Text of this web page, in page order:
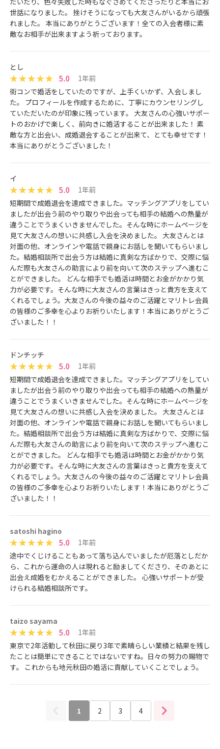
世話になりました。 挫けそうになっても大友さんがいるから頑張
れました。 本当にありがとうございます！全ての入会者様に素
敵なお相手が出来ますよう祈っております。
とし
5.0
1年前
街コンで婚活をしていたのですが、上手くいかず、入会しまし
た。 プロフィールを作成するために、丁寧にカウンセリングし
ていただいたのが印象に残っています。 大友さんの心強いサポー
トのおかげで楽しく、前向きに婚活することが出来ました！ 素
敵な方と出会い、成婚退会することが出来て、とても幸せです！
本当にありがとうございました！
イ
5.0
1年前
短期間で成婚退会を達成できました。マッチングアプリをしてい
ましたが出会う前のやり取りや出会っても相手の結婚への熱量が
違うことでうまくいきませんでした。そんな時にホームページを
見て大友さんの想いに共感し入会を決めました。 大友さんとは
対面の他、オンラインや電話で親身にお話しを聞いてもらいまし
た。結婚相談所で出会う方は結婚に真剣な方ばかりで、交際に悩
んだ際も大友さんの助言により前を向いて次のステップへ進むこ
とができました。 どんな相手でも婚活は時間とお金がかかり気
力が必要です。そんな時に大友さんの言葉はきっと貴方を支えて
くれるでしょう。大友さんの今後の益々のご活躍とマリトレ会員
の皆様のご多幸を心よりお祈りいたします！本当にありがとうご
ざいました！！
ドンチッチ
5.0
1年前
短期間で成婚退会を達成できました。マッチングアプリをしてい
ましたが出会う前のやり取りや出会っても相手の結婚への熱量が
違うことでうまくいきませんでした。そんな時にホームページを
見て大友さんの想いに共感し入会を決めました。 大友さんとは
対面の他、オンラインや電話で親身にお話しを聞いてもらいまし
た。結婚相談所で出会う方は結婚に真剣な方ばかりで、交際に悩
んだ際も大友さんの助言により前を向いて次のステップへ進むこ
とができました。 どんな相手でも婚活は時間とお金がかかり気
力が必要です。そんな時に大友さんの言葉はきっと貴方を支えて
くれるでしょう。大友さんの今後の益々のご活躍とマリトレ会員
の皆様のご多幸を心よりお祈りいたします！本当にありがとうご
ざいました！！
satoshi hagino
5.0
1年前
途中でくじけることもあって落ち込んでいましたが厄落としだか
ら、これから運命の人は現れると励ましてくださり、そのあとに
出会え成婚をむかえることができました。 心強いサポートが受
けられる結婚相談所です。
taizo sayama
5.0
1年前
東京で2年活動して秋田に戻り3年で素晴らしい業績と結果を残し
たことは簡単にできることではないですね。日々の努力の賜物で
す。 これからも地元秋田の婚活に貢献していくことでしょう。
1 2 3 4